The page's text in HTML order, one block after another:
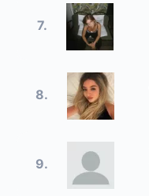
7.
8.
9.